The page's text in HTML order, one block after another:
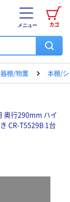
カゴ
メニュー
棚/物置 本棚/
奥行290mm ハイ
CR-T5529B 1台